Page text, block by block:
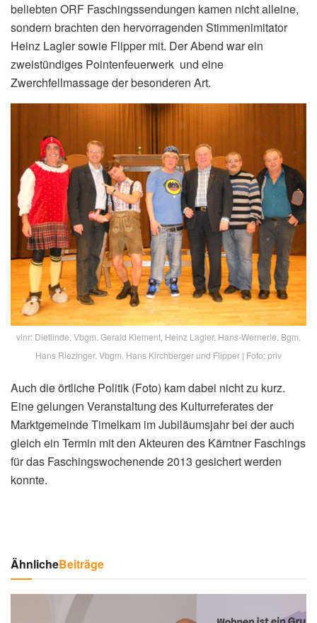
beliebten ORF Faschingssendungen kamen nicht alleine,
sondern brachten den hervorragenden Stimmenimitator
Heinz Lagler sowie Flipper mit. Der Abend war ein
zweistündiges Pointenfeuerwerk und eine
Zwerchfellmassage der besonderen Art.
vlnr: Dietlinde, Vbgm. Gerald Klement, Heinz Lagler, Hans-Wernerle, Bgm.
Hans Riezinger, Vbgm. Hans Kirchberger und Flipper | Foto: priv
Auch die örtliche Politik (Foto) kam dabei nicht zu kurz.
Eine gelungen Veranstaltung des Kulturreferates der
Marktgemeinde Timelkam im Jubiläumsjahr bei der auch
gleich ein Termin mit den Akteuren des Kärntner Faschings
für das Faschingswochenende 2013 gesichert werden
konnte.
ÄhnlicheBeiträge